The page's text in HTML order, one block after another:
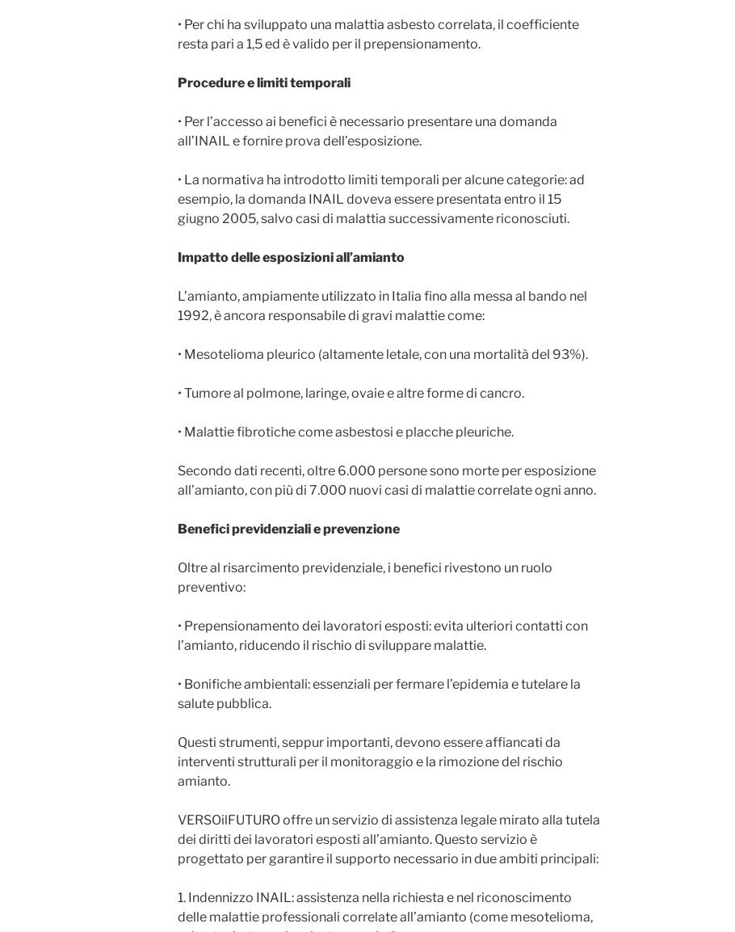
• Per chi ha sviluppato una malattia asbesto correlata, il coefficiente
resta pari a 1,5 ed è valido per il prepensionamento.
Procedure e limiti temporali
• Per l’accesso ai benefici è necessario presentare una domanda
all’INAIL e fornire prova dell’esposizione.
• La normativa ha introdotto limiti temporali per alcune categorie: ad
esempio, la domanda INAIL doveva essere presentata entro il 15
giugno 2005, salvo casi di malattia successivamente riconosciuti.
Impatto delle esposizioni all’amianto
L’amianto, ampiamente utilizzato in Italia fino alla messa al bando nel
1992, è ancora responsabile di gravi malattie come:
• Mesotelioma pleurico (altamente letale, con una mortalità del 93%).
• Tumore al polmone, laringe, ovaie e altre forme di cancro.
• Malattie fibrotiche come asbestosi e placche pleuriche.
Secondo dati recenti, oltre 6.000 persone sono morte per esposizione
all’amianto, con più di 7.000 nuovi casi di malattie correlate ogni anno.
Benefici previdenziali e prevenzione
Oltre al risarcimento previdenziale, i benefici rivestono un ruolo
preventivo:
• Prepensionamento dei lavoratori esposti: evita ulteriori contatti con
l’amianto, riducendo il rischio di sviluppare malattie.
• Bonifiche ambientali: essenziali per fermare l’epidemia e tutelare la
salute pubblica.
Questi strumenti, seppur importanti, devono essere affiancati da
interventi strutturali per il monitoraggio e la rimozione del rischio
amianto.
VERSOilFUTURO offre un servizio di assistenza legale mirato alla tutela
dei diritti dei lavoratori esposti all’amianto. Questo servizio è
progettato per garantire il supporto necessario in due ambiti principali:
1. Indennizzo INAIL: assistenza nella richiesta e nel riconoscimento
delle malattie professionali correlate all’amianto (come mesotelioma,